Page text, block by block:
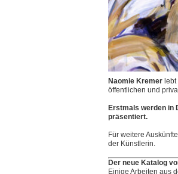
Naomie Kremer
öffentlichen und
Erstmals werden in
präsentiert.
Für weitere
der Künstlerin.
Der neue Katalog
Einige Arbeiten aus